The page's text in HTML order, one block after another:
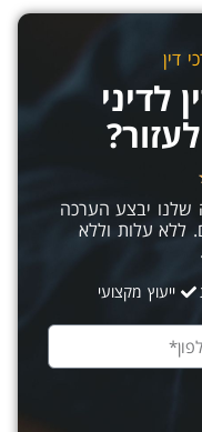
דין
לדיני
שלנו יבצע הערכה
ללא עלות וללא
ייעוץ מקצועי